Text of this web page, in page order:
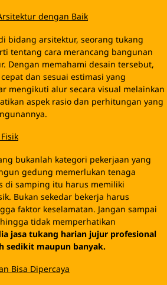
dengan Baik
bidang arsitektur, seorang tukang
tentang cara merancang bangunan
Dengan memahami desain tersebut,
dan sesuai estimasi yang
mengikuti alur secara visual melainkan
aspek rasio dan perhitungan yang
bukanlah kategori pekerjaan yang
gedung memerlukan tenaga
di samping itu harus memiliki
Bukan sekedar bekerja harus
faktor keselamatan. Jangan sampai
tidak memperhatikan
jasa tukang harian jujur profesional
sedikit maupun banyak.
Bisa Dipercaya